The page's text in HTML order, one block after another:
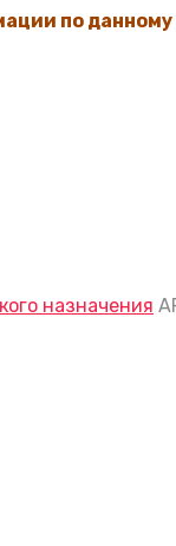
по данному
назначения